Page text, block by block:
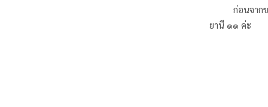
ก่อนจากขอฝ
ยานี ๑๑ ค่ะ